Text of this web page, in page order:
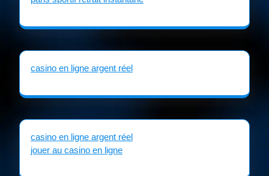
casino en ligne argent réel
casino en ligne argent réel
jouer au casino en ligne